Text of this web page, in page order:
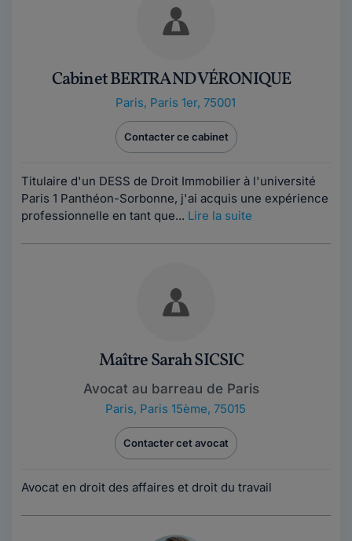
Cabinet BERTRAND VÉRONIQUE
Paris, Paris 1er, 75001
Contacter ce cabinet
Titulaire d'un DESS de Droit Immobilier à l'université
Paris 1 Panthéon-Sorbonne, j'ai acquis une expérience
professionnelle en tant que... Lire la suite
Maître Sarah SICSIC
Avocat au barreau de Paris
Paris, Paris 15ème, 75015
Contacter cet avocat
Avocat en droit des affaires et droit du travail